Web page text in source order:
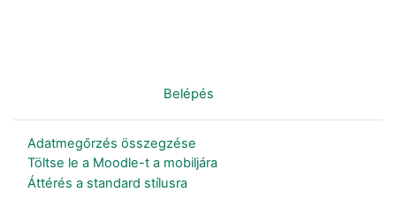
Belépés
Adatmegőrzés összegzése
Töltse le a Moodle-t a mobiljára
Áttérés a standard stílusra